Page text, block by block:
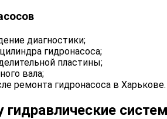
диагностики;
гидронасоса;
пластины;
вала;
ремонта гидронасоса в Харькове.
гидравлические